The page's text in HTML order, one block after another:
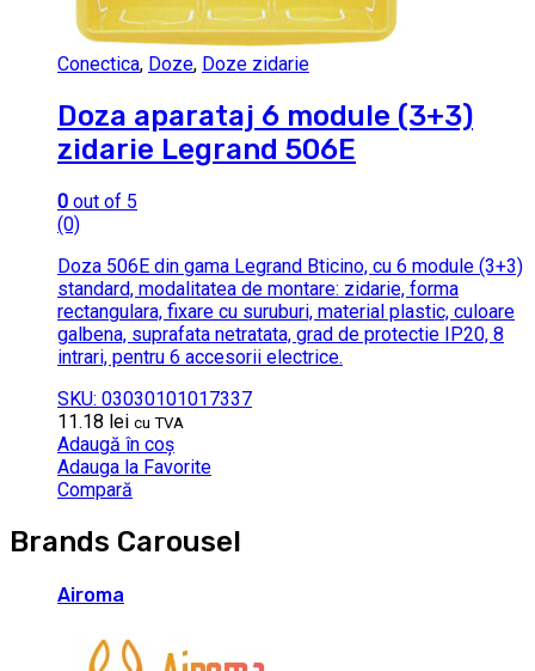
Conectica, Doze, Doze zidarie
Doza aparataj 6 module (3+3)
zidarie Legrand 506E
0 out of 5
(0)
Doza 506E din gama Legrand Bticino, cu 6 module (3+3)
standard, modalitatea de montare: zidarie, forma
rectangulara, fixare cu suruburi, material plastic, culoare
galbena, suprafata netratata, grad de protectie IP20, 8
intrari, pentru 6 accesorii electrice.
SKU: 03030101017337
11.18 lei cu TVA
Adaugă în coș
Adauga la Favorite
Compară
Brands Carousel
Airoma